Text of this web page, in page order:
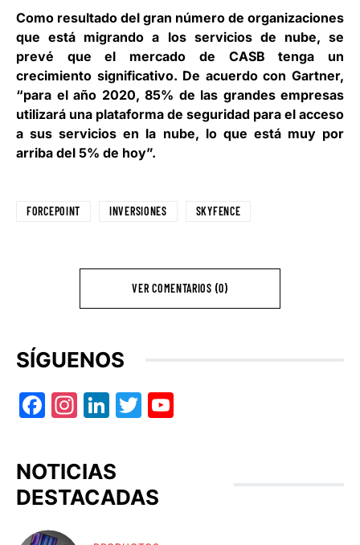
Como resultado del gran número de organizaciones
que está migrando a los servicios de nube, se
prevé que el mercado de CASB tenga un
crecimiento significativo. De acuerdo con Gartner,
“para el año 2020, 85% de las grandes empresas
utilizará una plataforma de seguridad para el acceso
a sus servicios en la nube, lo que está muy por
arriba del 5% de hoy”.
FORCEPOINT INVERSIONES SKYFENCE
VER COMENTARIOS (0)
SÍGUENOS
Facebook
Instagram
LinkedIn
Twitter
NOTICIAS
DESTACADAS